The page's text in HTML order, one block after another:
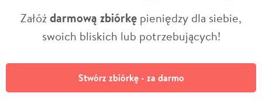
Załóżdarmową zbiórkę pieniędzy dla siebie,
swoich bliskich lub potrzebujących!
Stwórz zbiórkę - za darmo